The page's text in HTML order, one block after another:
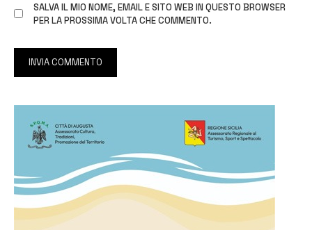
SALVA IL MIO NOME, EMAIL E SITO WEB IN QUESTO BROWSER
PER LA PROSSIMA VOLTA CHE COMMENTO.